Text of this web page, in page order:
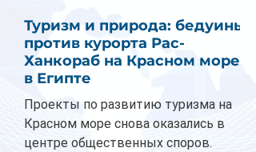
Туризм и природа: бедуины
против курорта Рас-
Ханкораб на Красном море
в Египте
Проекты по развитию туризма на
Красном море снова оказались в
центре общественных споров.